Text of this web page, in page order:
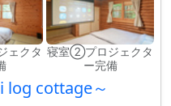
ェクタ 寝室②プロジェクタ
ー完備
log cottage～